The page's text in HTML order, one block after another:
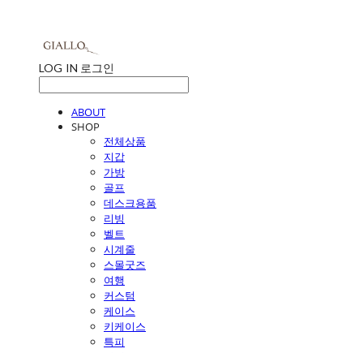
LOG IN 로그인
ABOUT
SHOP
전체상품
지갑
가방
골프
데스크용품
리빙
벨트
시계줄
스몰굿즈
여행
커스텀
케이스
키케이스
특피